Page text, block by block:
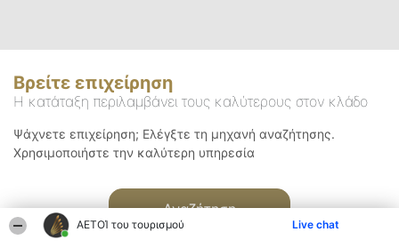
ΑΕΤΟΊ του τουρισμού Live chat
Βρείτε επιχείρηση
Η κατάταξη περιλαμβάνει τους καλύτερους στον κλάδο
Ψάχνετε επιχείρηση; Ελέγξτε τη μηχανή αναζήτησης.
Χρησιμοποιήστε την καλύτερη υπηρεσία
Αναζήτηση